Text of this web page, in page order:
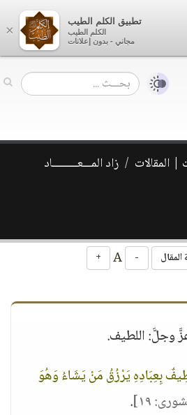
المقالات
زاد المـــعـــــــــاد
-
+
وجلَّ: اللطيف.
بِعِبَادِهِ يَرْزُقُ مَنْ يَشَاءُ وَهُوَ
١٩]
.
×
تطبيق الكلم الطيب
الكلم الطيب
مجاني - بدون إعلانات